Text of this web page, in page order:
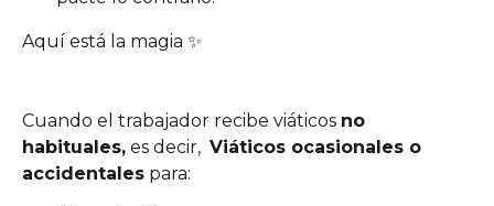
Aquí está la magia ✨
Cuando el trabajador recibe viáticos no
habituales, es decir, Viáticos ocasionales o
accidentales para: